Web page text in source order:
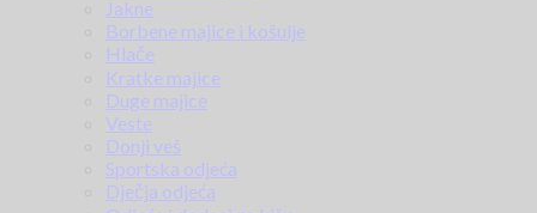
Jakne
Borbene majice i košulje
Hlače
Kratke majice
Duge majice
Veste
Donji veš
Sportska odjeća
Dječja odjeća